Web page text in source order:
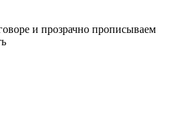
и прозрачно прописываем